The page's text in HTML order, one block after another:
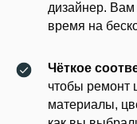
дизайнер. Вам
время на
Чёткое
чтобы ремонт
материалы,